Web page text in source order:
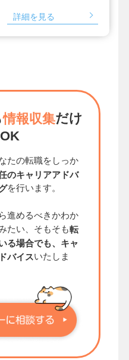
詳細を見る
情報収集だけ
たの転職をしっか
のキャリアアドバ
を行います。
進めるべきかわか
たい、そもそも転
る場合でも、キャ
バイスいたしま